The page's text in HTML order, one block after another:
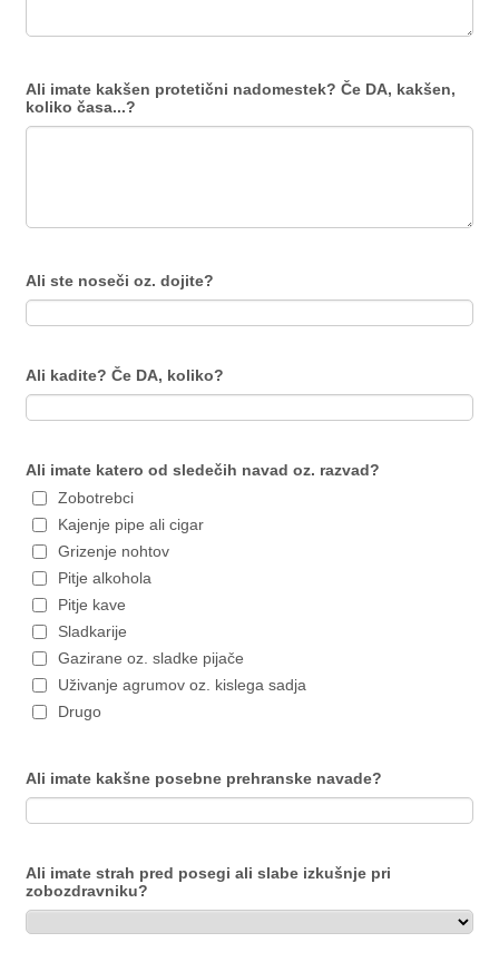
Ali imate kakšen protetični nadomestek? Če DA, kakšen,
koliko časa...?
Ali ste noseči oz. dojite?
Ali kadite? Če DA, koliko?
Ali imate katero od sledečih navad oz. razvad?
Zobotrebci
Kajenje pipe ali cigar
Grizenje nohtov
Pitje alkohola
Pitje kave
Sladkarije
Gazirane oz. sladke pijače
Uživanje agrumov oz. kislega sadja
Drugo
Ali imate kakšne posebne prehranske navade?
Ali imate strah pred posegi ali slabe izkušnje pri
zobozdravniku?